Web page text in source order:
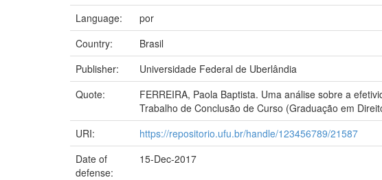
Language:
por
Country:
Brasil
Publisher:
Universidade Federal de Uberlândia
Quote:
FERREIRA, Paola Baptista. Uma análise sobre a
Trabalho de Conclusão de Curso (Graduação em
URI:
https://repositorio.ufu.br/handle/123456789/21587
Date of
defense:
15-Dec-2017